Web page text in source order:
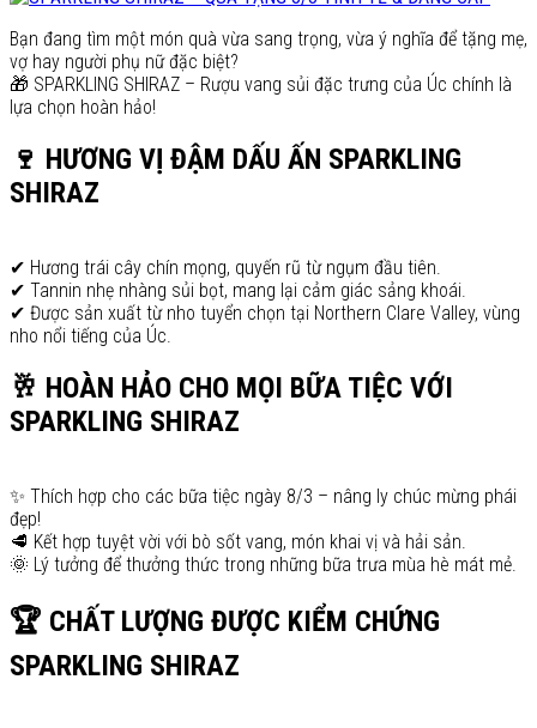
Bạn đang tìm một món quà vừa sang trọng, vừa ý nghĩa để tặng mẹ,
vợ hay người phụ nữ đặc biệt?
🎁 SPARKLING SHIRAZ – Rượu vang sủi đặc trưng của Úc chính là
lựa chọn hoàn hảo!
🍷 HƯƠNG VỊ ĐẬM DẤU ẤN SPARKLING
SHIRAZ
✔ Hương trái cây chín mọng, quyến rũ từ ngụm đầu tiên.
✔ Tannin nhẹ nhàng sủi bọt, mang lại cảm giác sảng khoái.
✔ Được sản xuất từ nho tuyển chọn tại Northern Clare Valley, vùng
nho nổi tiếng của Úc.
🥂 HOÀN HẢO CHO MỌI BỮA TIỆC VỚI
SPARKLING SHIRAZ
✨ Thích hợp cho các bữa tiệc ngày 8/3 – nâng ly chúc mừng phái
đẹp!
🥩 Kết hợp tuyệt vời với bò sốt vang, món khai vị và hải sản.
🌞 Lý tưởng để thưởng thức trong những bữa trưa mùa hè mát mẻ.
🏆 CHẤT LƯỢNG ĐƯỢC KIỂM CHỨNG
SPARKLING SHIRAZ